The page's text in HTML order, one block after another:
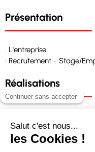
Présentation
. L'entreprise
• Recrutement - Stage/
Réalisations
• CH – EHPAD –
• Génie civil - Industrie
• Réhabilitations